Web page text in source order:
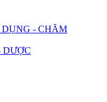
- CHĂM
DƯỢC